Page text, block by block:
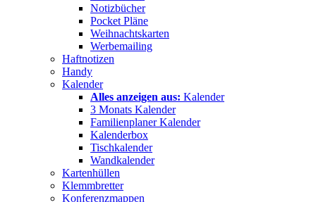
Notizbücher
Pocket Pläne
Weihnachtskarten
Werbemailing
Haftnotizen
Handy
Kalender
Alles anzeigen aus: Kalender
3 Monats Kalender
Familienplaner Kalender
Kalenderbox
Tischkalender
Wandkalender
Kartenhüllen
Klemmbretter
Konferenzmappen